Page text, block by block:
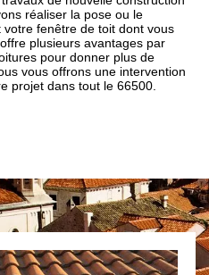
réaliser la pose ou le
fenêtre de toit dont vous
plusieurs avantages par
pour donner plus de
vous offrons une intervention
projet dans tout le 66500.